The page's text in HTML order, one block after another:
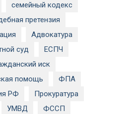
семейный кодекс
претензия
Адвокатура
суд
ЕСПЧ
иск
помощь
ФПА
РФ
Прокуратура
УМВД
ФССП